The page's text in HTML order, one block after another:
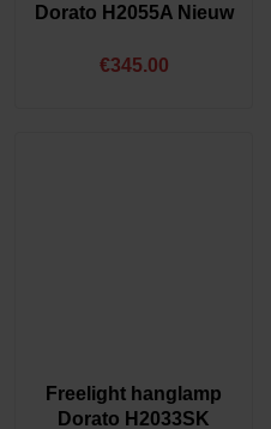
Dorato H2055A Nieuw
€345.00
Freelight hanglamp
Dorato H2033SK